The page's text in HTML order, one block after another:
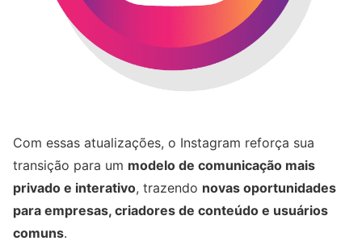
Com essas atualizações, o Instagram reforça sua
transição para um modelo de comunicação mais
privado e interativo, trazendo novas oportunidades
para empresas, criadores de conteúdo e usuários
comuns.